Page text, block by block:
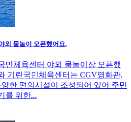
외 물놀이 오픈했어요.
민체육센터 야외 물놀이장 오픈했
기린국민체육센터는 CGV영화관,
한 편의시설이 조성되어 있어 주민
를 위한...